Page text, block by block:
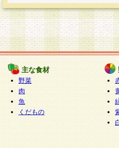
力いただく個人情報
○個人情報の委託につ
個人情報の取り扱い
情報管理基準を満
が行われるよう監督
○開示対象個人情報の
本人からの求めによ
報の利用目的の通知
停止・消去及び第三
といいます。）に応
開示等に応じる窓口
主な食材
野菜
肉
魚
くだもの